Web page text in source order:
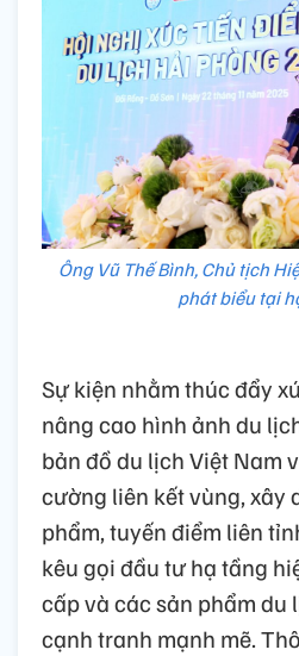
Ông Vũ Thế Bình, Chủ tịch
phát biểu tại
Sự kiện nhằm thúc đẩy
nâng cao hình ảnh du
bản đồ du lịch Việt Nam
cường liên kết vùng, xây
phẩm, tuyến điểm liên
kêu gọi đầu tư hạ tầng
cấp và các sản phẩm du
cạnh tranh mạnh mẽ.